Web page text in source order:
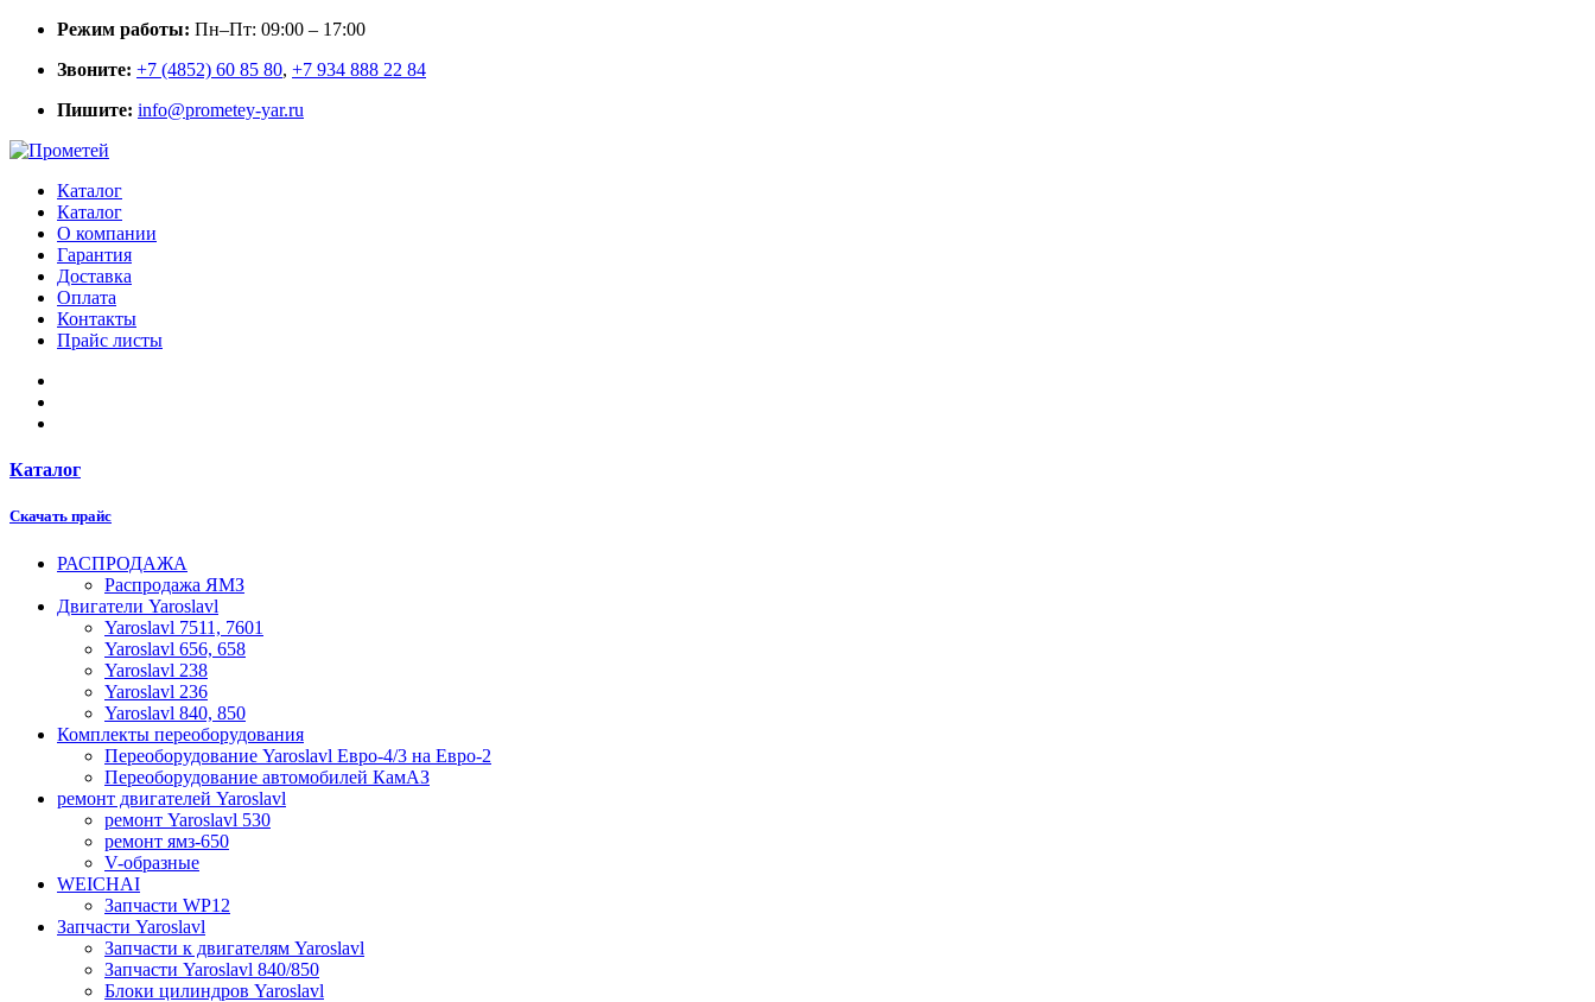
Режим работы: Пн–Пт: 09:00 – 17:00
Звоните: +7 (4852) 60 85 80, +7 934 888 22 84
Пишите: info@prometey-yar.ru
Каталог
Каталог
О компании
Гарантия
Доставка
Оплата
Контакты
Прайс листы
Каталог
Скачать прайс
РАСПРОДАЖА
Распродажа ЯМЗ
Двигатели Yaroslavl
Yaroslavl 7511, 7601
Yaroslavl 656, 658
Yaroslavl 238
Yaroslavl 236
Yaroslavl 840, 850
Комплекты переоборудования
Переоборудование Yaroslavl Евро-4/3 на Евро-2
Переоборудование автомобилей КамАЗ
ремонт двигателей Yaroslavl
ремонт Yaroslavl 530
ремонт ямз-650
V-образные
WEICHAI
Запчасти WP12
Запчасти Yaroslavl
Запчасти к двигателям Yaroslavl
Запчасти Yaroslavl 840/850
Блоки цилиндров Yaroslavl